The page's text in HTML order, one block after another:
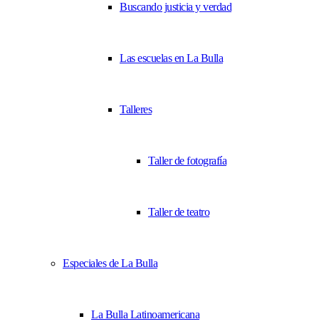
Buscando justicia y verdad
Las escuelas en La Bulla
Talleres
Taller de fotografía
Taller de teatro
Especiales de La Bulla
La Bulla Latinoamericana